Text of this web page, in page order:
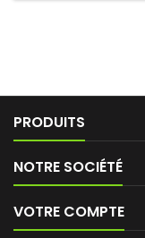
PRODUITS
NOTRE SOCIÉTÉ
VOTRE COMPTE